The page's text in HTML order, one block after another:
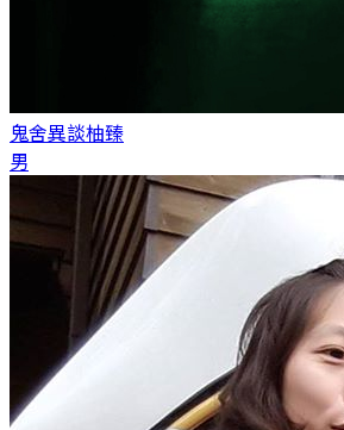
鬼舍異談柚臻
男